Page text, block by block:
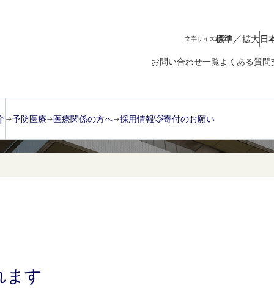
文字サイズ標準／拡大日
お問い合わせ一覧よくある質問
予防医療 医療関係の方へ 採用情報 寄付のお願い
ます